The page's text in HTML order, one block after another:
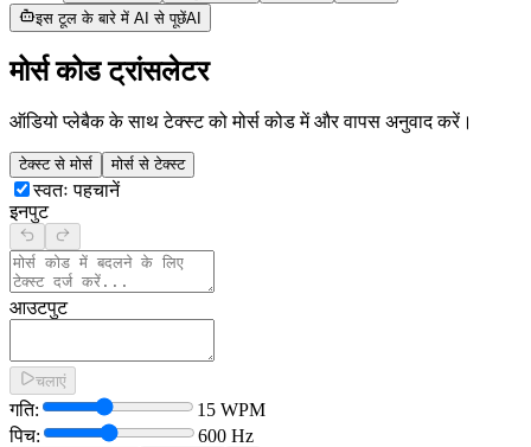
इस टूल के बारे में AI से पूछेंAI
मोर्स कोड ट्रांसलेटर
ऑडियो प्लेबैक के साथ टेक्स्ट को मोर्स कोड में और वापस अनुवाद करें।
टेक्स्ट से मोर्स मोर्स से टेक्स्ट
स्वतः पहचानें
इनपुट
आउटपुट
चलाएं
गति: 15 WPM
पिच: 600 Hz